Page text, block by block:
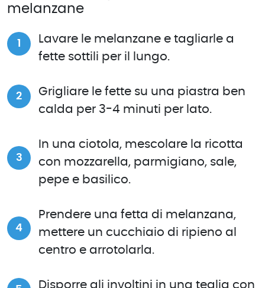
melanzane
Lavare le melanzane e tagliarle a
fette sottili per il lungo.
Grigliare le fette su una piastra ben
calda per 3-4 minuti per lato.
In una ciotola, mescolare la ricotta
con mozzarella, parmigiano, sale,
pepe e basilico.
Prendere una fetta di melanzana,
mettere un cucchiaio di ripieno al
centro e arrotolarla.
Disporre gli involtini in una teglia con